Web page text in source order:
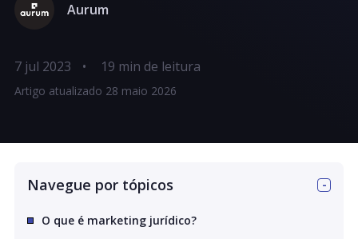
Aurum
7 jul 2023 •
Artigo atualizado 28 maio 2026
Navegue por tópicos
O que é marketing jurídico?